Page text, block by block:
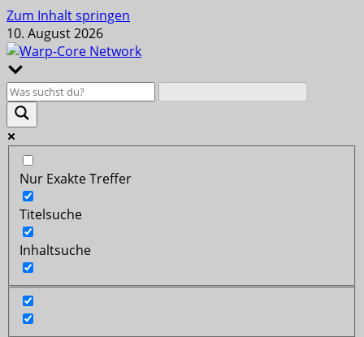
Zum Inhalt springen
10. August 2026
Nur Exakte Treffer
Titelsuche
Inhaltsuche